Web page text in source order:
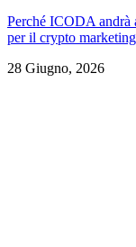
Perché ICODA
per il crypto marketing
28 Giugno, 2026